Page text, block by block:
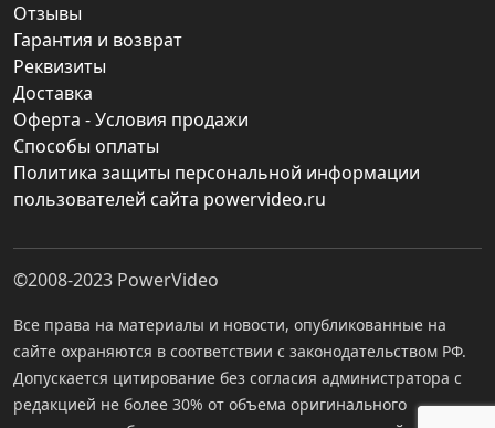
Отзывы
Гарантия и возврат
Реквизиты
Доставка
Оферта - Условия продажи
Способы оплаты
Политика защиты персональной информации
пользователей сайта powervideo.ru
©2008-2023 PowerVideo
Все права на материалы и новости, опубликованные на
сайте охраняются в соответствии с законодательством РФ.
Допускается цитирование без согласия администратора с
редакцией не более 30% от объема оригинального